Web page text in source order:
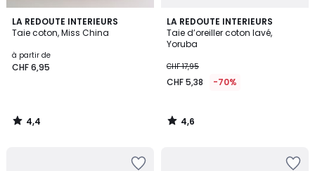
LA REDOUTE INTERIEURS
Taie coton, Miss China
à partir de
CHF 6,95
4,4
/ 5
4,4
/
LA REDOUTE INTERIEURS
Taie d’oreiller coton lavé,
Yoruba
CHF 17,95
CHF 5,38 -70%
4,6
/ 5
4,6
/